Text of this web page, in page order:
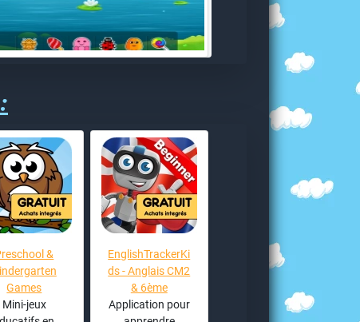
&
Games
Mini-jeux
EnglishTrackerKi
ds - Anglais CM2
& 6ème
Application pour